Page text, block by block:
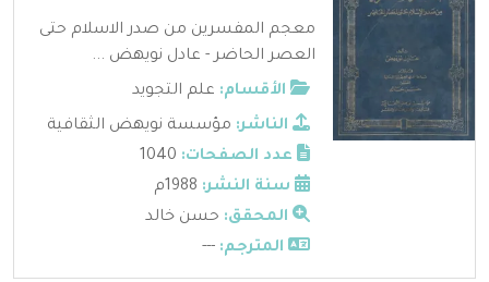
معجم المفسرين من صدر الاسلام حتى
العصر الحاضر - عادل نويهض ...
الأقسام: علم التجويد
الناشر: مؤسسة نويهض الثقافية
عدد الصفحات:
سنة النشر:
المحقق: حسن خالد
المترجم: ---